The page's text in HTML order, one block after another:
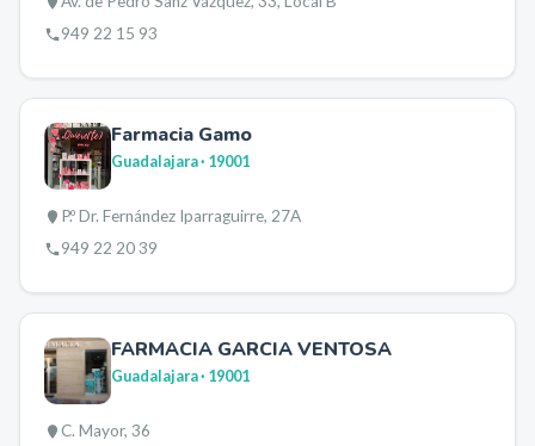
949 22 15 93
Farmacia Gamo
Guadalajara· 19001
P.º Dr. Fernández Iparraguirre, 27A
949 22 20 39
FARMACIA GARCIA VENTOSA
Guadalajara· 19001
C. Mayor, 36